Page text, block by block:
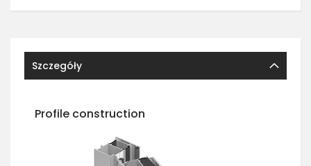
Szczegóły